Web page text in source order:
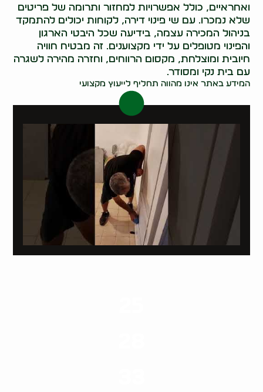
ואחראיים, כולל אפשרויות למחזור ותרומה של פריטים
שלא נמכרו. עם שי פינוי דירה, לקוחות יכולים להתמקד
בניהול המכירה עצמה, בידיעה שכל היבטי הארגון
והפינוי מטופלים על ידי מקצוענים. זה מבטיח חוויה
חיובית ומוצלחת, מקסום הרווחים, וחזרה מהירה לשגרה
עם בית נקי ומסודר.
המידע באתר אינו מהווה תחליף לייעוץ מקצועי